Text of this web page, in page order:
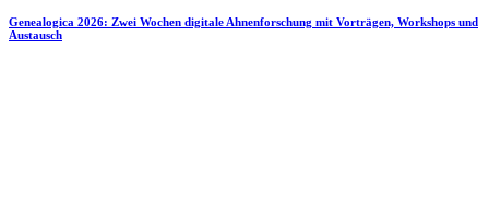
Genealogica 2026: Zwei Wochen digitale Ahnenforschung mit Vorträgen, Workshops und
Austausch